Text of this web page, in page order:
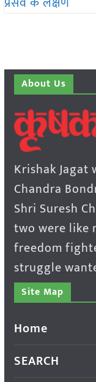
About Us
Krishak Jagat
Chandra
Shri Suresh
two were like
freedom
struggle
Site Map
Home
SEARCH